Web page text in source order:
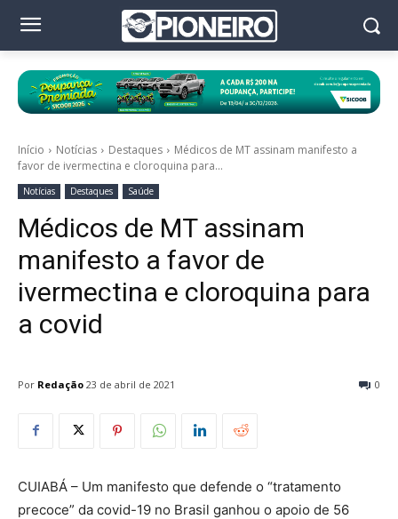
Início Notícias Destaques
Médicos de MT assinam manifesto a
favor de ivermectina e cloroquina para...
Notícias Destaques Saúde
Médicos de MT assinam
manifesto a favor de
ivermectina e cloroquina para
a covid
Por Redação 0
23 de abril de 2021
CUIABÁ – Um manifesto que defende o “tratamento
precoce” da covid-19 no Brasil ganhou o apoio de 56